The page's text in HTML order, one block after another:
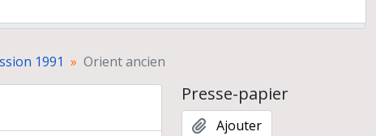
1991 Orient ancien
Presse-papier
Ajouter